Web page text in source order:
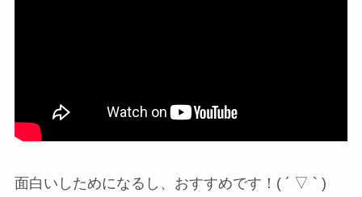
面白いしためになるし、おすすめです！( ´ ▽ ` )